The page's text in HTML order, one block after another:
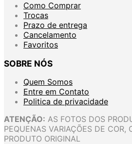
Como Comprar
Trocas
Prazo de entrega
Cancelamento
Favoritos
SOBRE NÓS
Quem Somos
Entre em Contato
Politica de privacidade
ATENÇÃO: AS FOTOS DOS
PEQUENAS VARIAÇÕES DE COR,
PRODUTO ORIGINAL